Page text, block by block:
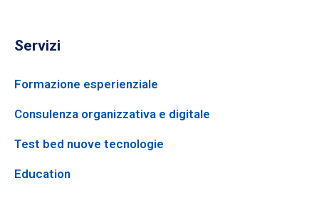
Servizi
Formazione esperienziale
Consulenza organizzativa e digitale
Test bed nuove tecnologie
Education